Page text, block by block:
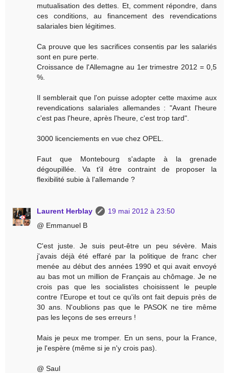
mutualisation des dettes. Et, comment répondre, dans
ces conditions, au financement des revendications
salariales bien légitimes.
Ca prouve que les sacrifices consentis par les salariés
sont en pure perte.
Croissance de l'Allemagne au 1er trimestre 2012 = 0,5
%.
Il semblerait que l'on puisse adopter cette maxime aux
revendications salariales allemandes : "Avant l'heure
c'est pas l'heure, après l'heure, c'est trop tard".
3000 licenciements en vue chez OPEL.
Faut que Montebourg s'adapte à la grenade
dégoupillée. Va t'il être contraint de proposer la
flexibilité subie à l'allemande ?
Laurent Herblay
19 mai 2012 à 23:50
@ Emmanuel B
C'est juste. Je suis peut-être un peu sévère. Mais
j'avais déjà été effaré par la politique de franc cher
menée au début des années 1990 et qui avait envoyé
au bas mot un million de Français au chômage. Je ne
crois pas que les socialistes choisissent le peuple
contre l'Europe et tout ce qu'ils ont fait depuis près de
30 ans. N'oublions pas que le PASOK ne tire même
pas les leçons de ses erreurs !
Mais je peux me tromper. En un sens, pour la France,
je l'espère (même si je n'y crois pas).
@ Saul